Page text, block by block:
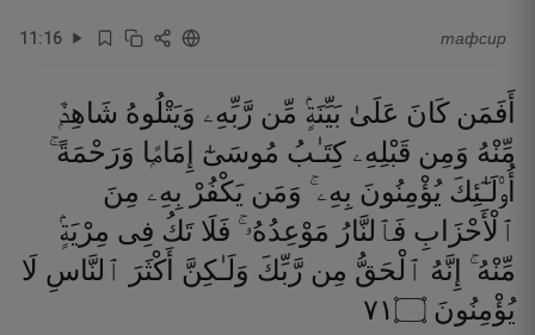
11:16 тафсир
أَفَمَن كَانَ عَلَىٰ بَيِّنَةٍۢ مِّن رَّبِّهِۦ وَيَتْلُوهُ شَاهِدٌۭ
مِّنْهُ وَمِن قَبْلِهِۦ كِتَـٰبُ مُوسَىٰٓ إِمَامًۭا وَرَحْمَةً ۚ
أُو۟لَـٰٓئِكَ يُؤْمِنُونَ بِهِۦ ۚ وَمَن يَكْفُرْ بِهِۦ مِنَ
ٱلْأَحْزَابِ فَٱلنَّارُ مَوْعِدُهُۥ ۚ فَلَا تَكُ فِى مِرْيَةٍۢ
مِّنْهُ ۚ إِنَّهُ ٱلْحَقُّ مِن رَّبِّكَ وَلَـٰكِنَّ أَكْثَرَ ٱلنَّاسِ لَا
يُؤْمِنُونَ ۝١٧